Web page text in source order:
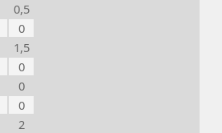
0,5
0
1,5
0
0
0
2